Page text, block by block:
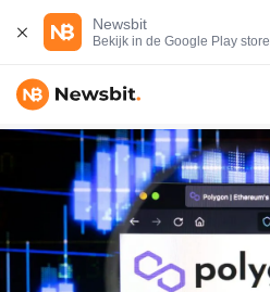
Newsbit
Bekijk in de Google Play store